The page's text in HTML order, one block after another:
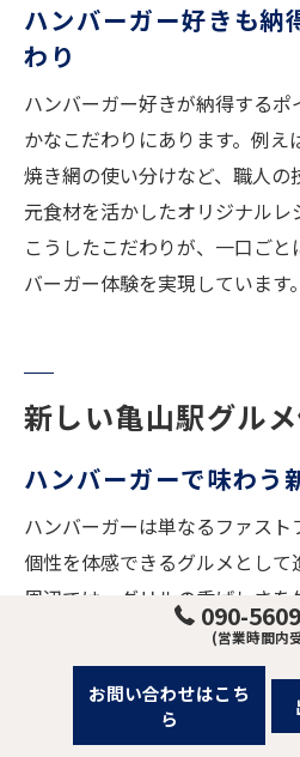
ハンバーガー好きも納
わり
ハンバーガー好きが納得する
かなこだわりにあります。例え
焼き網の使い分けなど、職人の
元食材を活かしたオリジナルレ
こうしたこだわりが、一口ご
バーガー体験を実現しています。
新しい亀山駅グル
ハンバーガーで味わう
ハンバーガーは単なるファス
個性を体感できるグルメとして
周辺では、グリルの香ばしさ
新たな食事体験を提供。例えば
んに使用し、グリルで丁寧に焼
来の旨味が引き立ちます。こう
のイメージを覆す“新感覚”の味
090-
(営業時間内
お問い合わせはこち
ら